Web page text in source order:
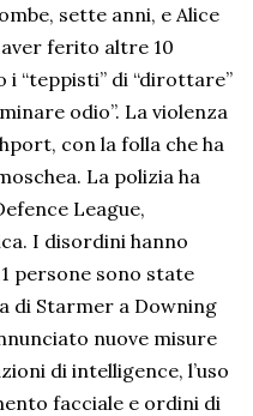
sette anni, e Alice
aver ferito altre 10
i “teppisti” di “dirottare”
odio”. La violenza
con la folla che ha
La polizia ha
League,
I disordini hanno
persone sono state
di Starmer a Downing
nuove misure
di intelligence, l’uso
facciale e ordini di